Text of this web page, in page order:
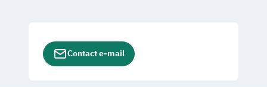
Contact e-mail